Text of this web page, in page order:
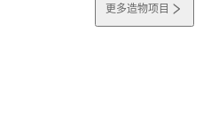
更多造物项目